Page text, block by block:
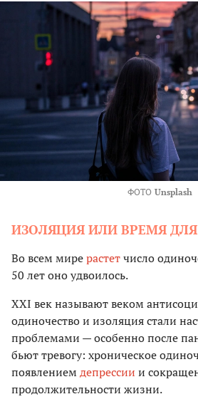
ФОТО Unsplash
ИЗОЛЯЦИЯ ИЛИ ВРЕМЯ ДЛЯ
Во всем мирерастетчисло
50 лет оно удвоилось.
XXI век называют веком
одиночество и изоляция стали
проблемами — особенно после
бьют тревогу: хроническое
появлениемдепрессии и
продолжительности жизни.